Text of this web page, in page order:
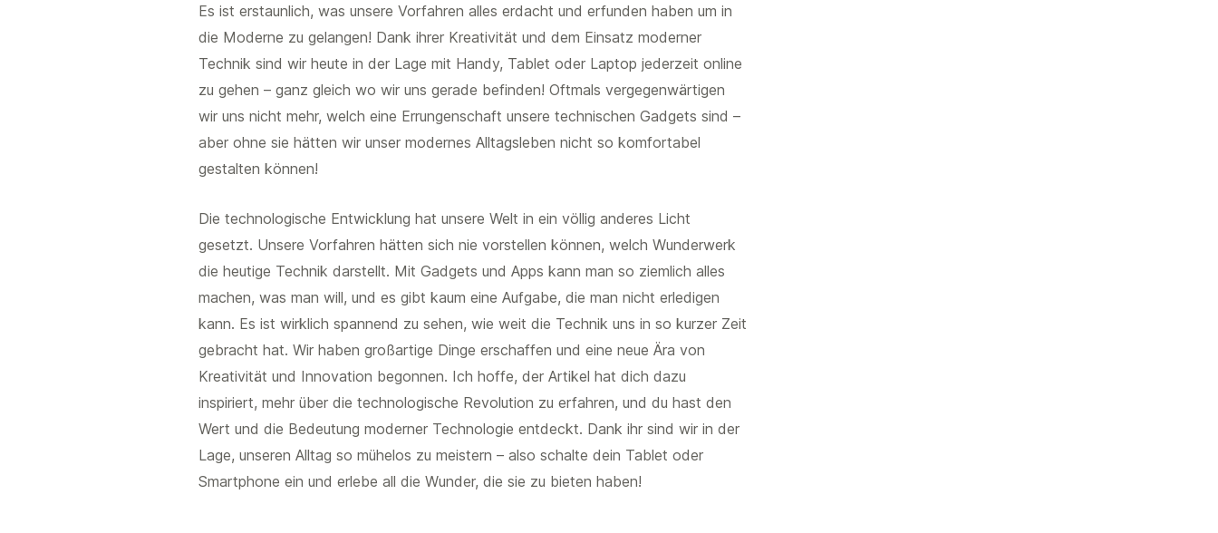
Es ist erstaunlich, was unsere Vorfahren alles erdacht und erfunden haben um in
die Moderne zu gelangen! Dank ihrer Kreativität und dem Einsatz moderner
Technik sind wir heute in der Lage mit Handy, Tablet oder Laptop jederzeit online
zu gehen – ganz gleich wo wir uns gerade befinden! Oftmals vergegenwärtigen
wir uns nicht mehr, welch eine Errungenschaft unsere technischen Gadgets sind –
aber ohne sie hätten wir unser modernes Alltagsleben nicht so komfortabel
gestalten können!
Die technologische Entwicklung hat unsere Welt in ein völlig anderes Licht
gesetzt. Unsere Vorfahren hätten sich nie vorstellen können, welch Wunderwerk
die heutige Technik darstellt. Mit Gadgets und Apps kann man so ziemlich alles
machen, was man will, und es gibt kaum eine Aufgabe, die man nicht erledigen
kann. Es ist wirklich spannend zu sehen, wie weit die Technik uns in so kurzer Zeit
gebracht hat. Wir haben großartige Dinge erschaffen und eine neue Ära von
Kreativität und Innovation begonnen. Ich hoffe, der Artikel hat dich dazu
inspiriert, mehr über die technologische Revolution zu erfahren, und du hast den
Wert und die Bedeutung moderner Technologie entdeckt. Dank ihr sind wir in der
Lage, unseren Alltag so mühelos zu meistern – also schalte dein Tablet oder
Smartphone ein und erlebe all die Wunder, die sie zu bieten haben!